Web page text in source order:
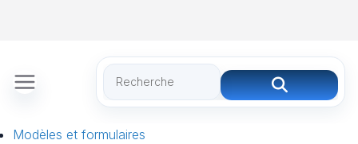
Modèles et formulaires